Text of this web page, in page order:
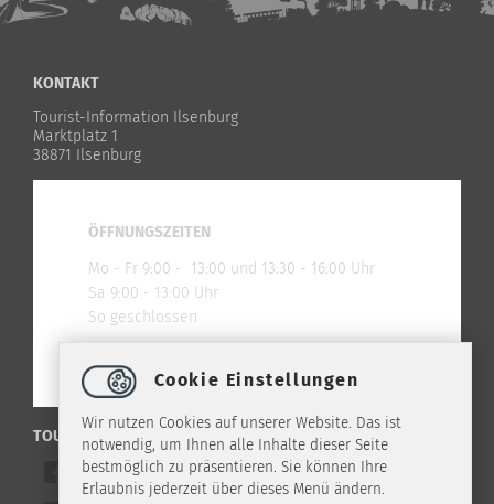
KONTAKT
Tourist-Information Ilsenburg
Marktplatz 1
38871 Ilsenburg
ÖFFNUNGSZEITEN
Mo - Fr 9:00 - 13:00 und 13:30 - 16:00 Uhr
Sa 9:00 - 13:00 Uhr
So geschlossen
TOURIST-INFO ILSENBURG IM NETZ
Werde ein Freund auf Facebook
Cookie Einstellungen
Wir nutzen Cookies auf unserer Website. Das ist
notwendig, um Ihnen alle Inhalte dieser Seite
bestmöglich zu präsentieren. Sie können Ihre
Erlaubnis jederzeit über dieses Menü ändern.